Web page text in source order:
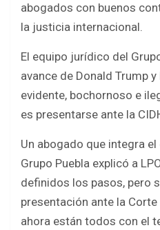
abogados con buenos
la justicia internacional.
El equipo jurídico del
avance de Donald Trump
evidente, bochornoso e
es presentarse ante la
Un abogado que integra
Grupo Puebla explicó a
definidos los pasos, pero
presentación ante la
ahora están todos con el